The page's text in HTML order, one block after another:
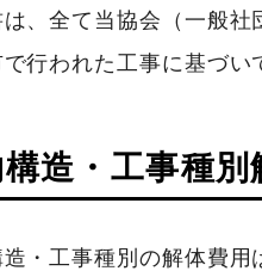
、全て当協会（一般社
行われた工事に基づい
造・工事種別
・工事種別の解体費用